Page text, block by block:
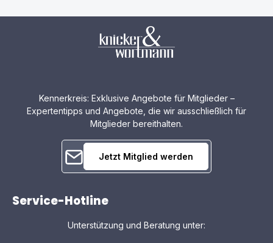
Kennerkreis: Exklusive Angebote für Mitglieder –
Expertentipps und Angebote, die wir ausschließlich für
Mitglieder bereithalten.
Jetzt Mitglied werden
Service-Hotline
Unterstützung und Beratung unter: